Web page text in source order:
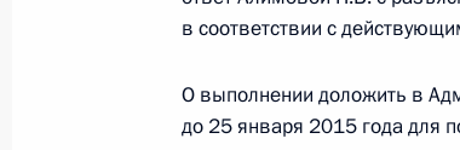
27 декабря 2014 года, 12:11
в соответствии с
О выполнении доложить в
до 25 января 2015 года для